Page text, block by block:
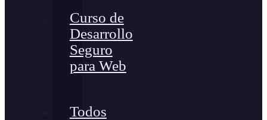
Curso de
Desarrollo
Seguro
para Web
Todos